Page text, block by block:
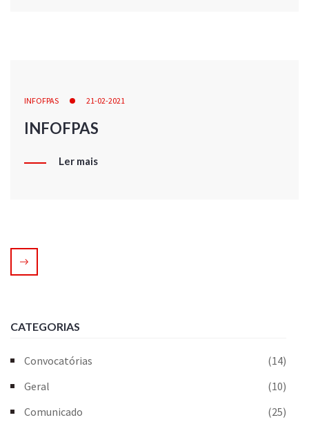
INFOFPAS 21-02-2021
INFOFPAS
Ler mais
CATEGORIAS
Convocatórias
(14)
Geral
(10)
Comunicado
(25)